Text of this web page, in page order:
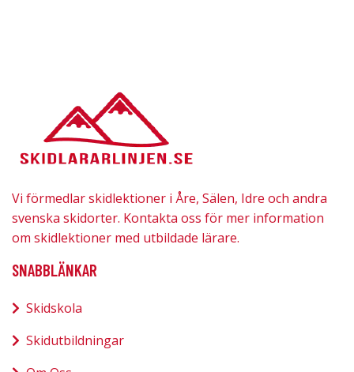
Vi förmedlar skidlektioner i Åre, Sälen, Idre och andra
svenska skidorter. Kontakta oss för mer information
om skidlektioner med utbildade lärare.
SNABBLÄNKAR
Skidskola
Skidutbildningar